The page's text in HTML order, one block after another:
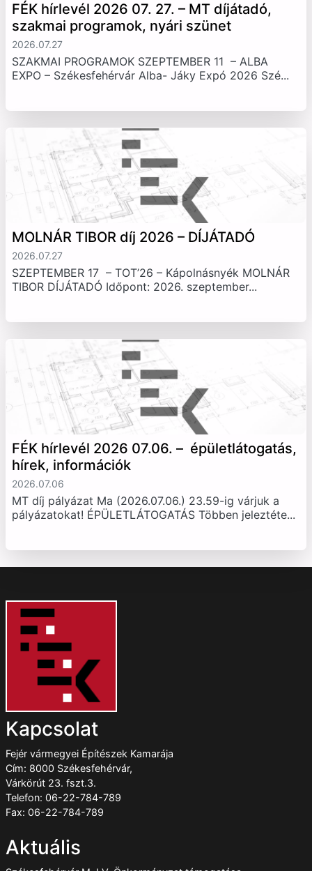
FÉK hírlevél 2026 07. 27. – MT díjátadó,
szakmai programok, nyári szünet
2026.07.27
SZAKMAI PROGRAMOK SZEPTEMBER 11 – ALBA
EXPO – Székesfehérvár Alba- Jáky Expó 2026 Szé...
MOLNÁR TIBOR díj 2026 – DÍJÁTADÓ
2026.07.27
SZEPTEMBER 17 – TOT’26 – Kápolnásnyék MOLNÁR
TIBOR DÍJÁTADÓ Időpont: 2026. szeptember...
FÉK hírlevél 2026 07.06. – épületlátogatás,
hírek, információk
2026.07.06
MT díj pályázat Ma (2026.07.06.) 23.59-ig várjuk a
pályázatokat! ÉPÜLETLÁTOGATÁS Többen jeleztéte...
Kapcsolat
Fejér vármegyei Építészek Kamarája
Cím: 8000 Székesfehérvár,
Várkörút 23. fszt.3.
Telefon: 06-22-784-789
Fax: 06-22-784-789
Aktuális